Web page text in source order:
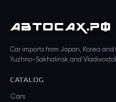
АВТОСАХ.РФ
Car imports from Japan, Korea
Yuzhno-Sakhalinsk and
CATALOG
Cars